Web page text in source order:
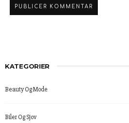
KATEGORIER
Beauty Og Mode
Biler Og Sjov